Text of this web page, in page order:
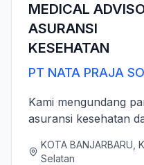
MEDICAL
ASURANSI
KESEHATAN
PT NATA PRAJA
Kami mengundang
asuransi kesehatan
(Senior Officer)
KOTA BANJARBARU,
Selatan